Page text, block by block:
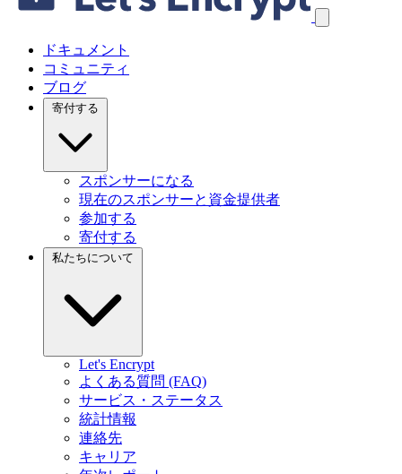
ドキュメント
コミュニティ
ブログ
寄付する
スポンサーになる
現在のスポンサーと資金提供者
参加する
寄付する
私たちについて
Let's Encrypt
よくある質問 (FAQ)
サービス・ステータス
統計情報
連絡先
キャリア